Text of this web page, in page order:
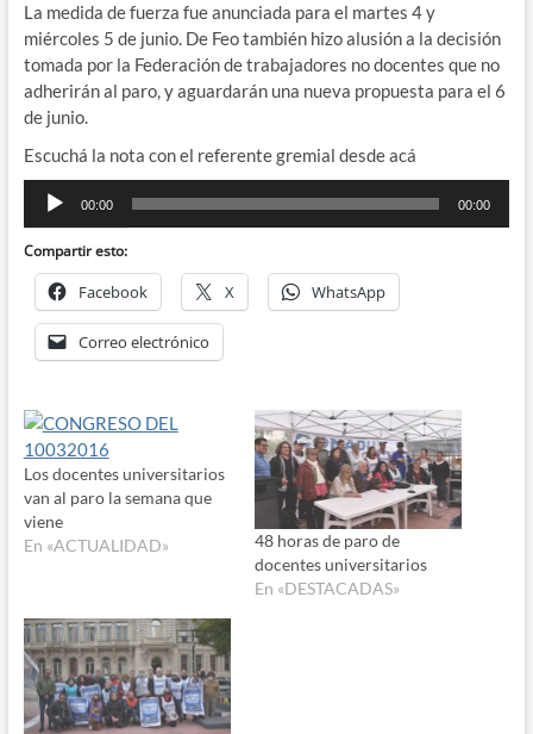
La medida de fuerza fue anunciada para el martes 4 y
miércoles 5 de junio. De Feo también hizo alusión a la decisión
tomada por la Federación de trabajadores no docentes que no
adherirán al paro, y aguardarán una nueva propuesta para el 6
de junio.
Escuchá la nota con el referente gremial desde acá
Reproductor
audio
00:00 00:00
Compartir esto:
Facebook X WhatsApp
Correo electrónico
Los docentes universitarios
van al paro la semana que
viene
En «ACTUALIDAD»
48 horas de paro de
docentes universitarios
En «DESTACADAS»